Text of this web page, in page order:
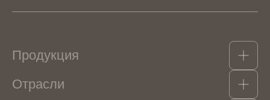
Продукция
Какао-продукты
Отрасли